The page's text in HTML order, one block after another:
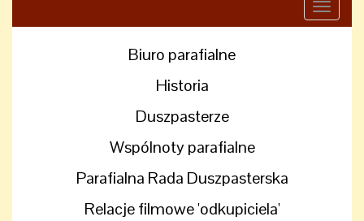
Toggle
Biuro parafialne
Historia
Duszpasterze
Wspólnoty parafialne
Parafialna Rada Duszpasterska
Relacje filmowe 'odkupiciela'